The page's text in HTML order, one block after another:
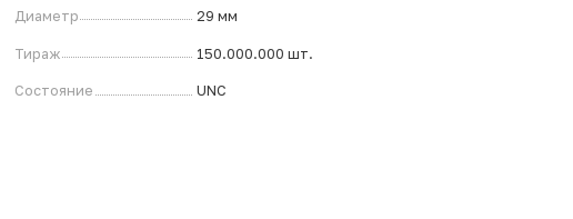
Диаметр 29 мм
Тираж 150.000.000 шт.
Состояние UNC